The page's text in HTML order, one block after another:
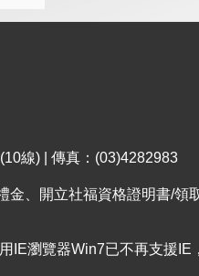
線) | 傳真：(03)4282983
、開立社福資格證明書/領
IE瀏覽器Win7已不再支援IE